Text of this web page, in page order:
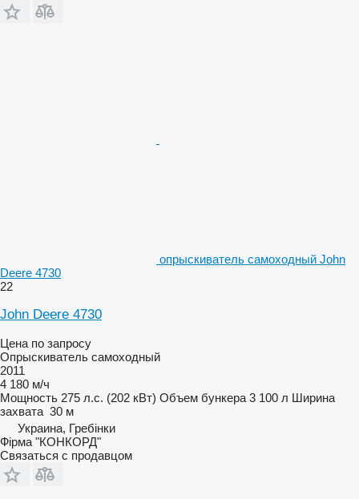
опрыскиватель самоходный John
Deere 4730
22
John Deere 4730
Цена по запросу
Опрыскиватель самоходный
2011
4 180 м/ч
Мощность 275 л.с. (202 кВт) Объем бункера 3 100 л Ширина
захвата 30 м
Украина, Гребінки
Фірма "КОНКОРД"
Связаться с продавцом